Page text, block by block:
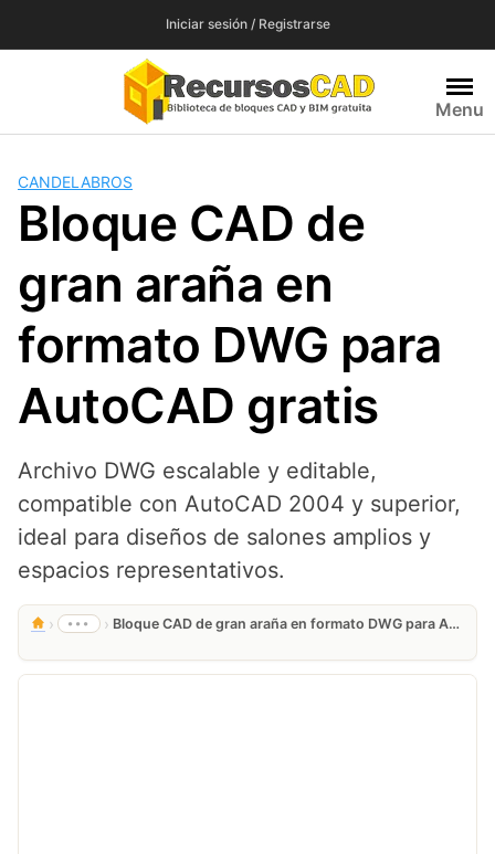
Iniciar sesión / Registrarse
Menu
CANDELABROS
Bloque CAD de
gran araña en
formato DWG para
AutoCAD gratis
Archivo DWG escalable y editable,
compatible con AutoCAD 2004 y superior,
ideal para diseños de salones amplios y
espacios representativos.
› ••• › Bloque CAD de gran araña en formato DWG para AutoCAD gratis